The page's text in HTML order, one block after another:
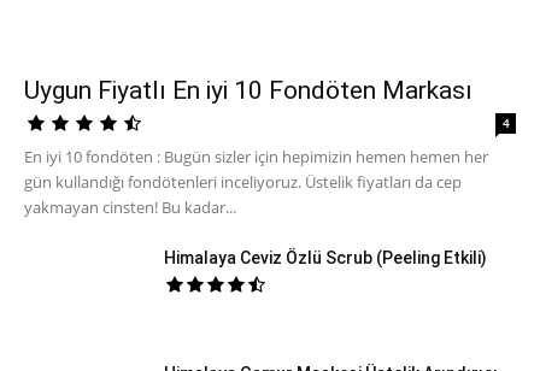
Uygun Fiyatlı En iyi 10 Fondöten Markası
4
En iyi 10 fondöten : Bugün sizler için hepimizin hemen hemen her
gün kullandığı fondötenleri inceliyoruz. Üstelik fiyatları da cep
yakmayan cinsten! Bu kadar...
Himalaya Ceviz Özlü Scrub (Peeling Etkili)